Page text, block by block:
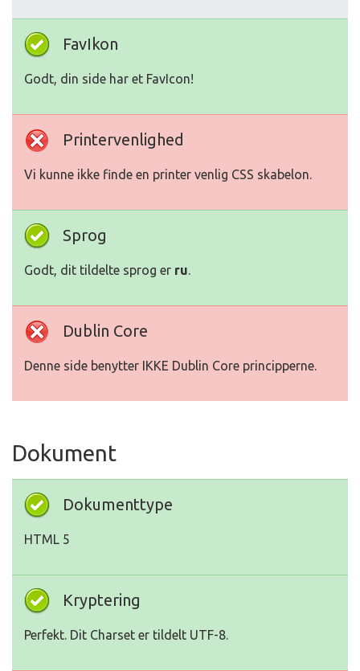
FavIkon
Godt, din side har et FavIcon!
Printervenlighed
Vi kunne ikke finde en printer venlig CSS skabelon.
Sprog
Godt, dit tildelte sprog er ru.
Dublin Core
Denne side benytter IKKE Dublin Core principperne.
Dokument
Dokumenttype
HTML 5
Kryptering
Perfekt. Dit Charset er tildelt UTF-8.